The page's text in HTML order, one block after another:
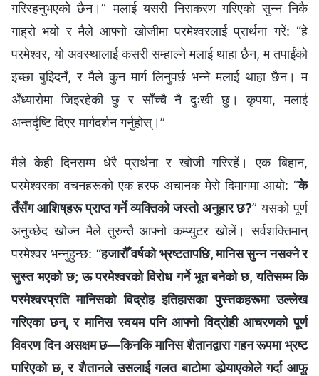
गरिरहनुभएको छैन।” मलाई यसरी निराकरण गरिएको सुन्‍न निकै
गाह्रो भयो र मैले आफ्नो खोजीमा परमेश्‍वरलाई प्रार्थना गरें: “हे
परमेश्‍वर, यो अवस्थालाई कसरी सम्हाल्ने मलाई थाहा छैन, म तपाईंको
इच्छा बुझ्दिनँ, र मैले कुन मार्ग लिनुपर्छ भन्‍ने मलाई थाहा छैन। म
अँध्यारोमा जिइरहेकी छु र साँच्‍चै नै दुःखी छु। कृपया, मलाई
अन्तर्दृष्टि दिएर मार्गदर्शन गर्नुहोस्।”
मैले केही दिनसम्म धेरै प्रार्थना र खोजी गरिरहें। एक बिहान,
परमेश्‍वरका वचनहरूको एक हरफ अचानक मेरो दिमागमा आयो: “के
तँसँग आशिष्‌हरू प्राप्‍त गर्ने व्यक्तिको जस्तो अनुहार छ?” यसको पूर्ण
अनुच्छेद खोज्न मैले तुरुन्तै आफ्नो कम्प्युटर खोलें। सर्वशक्तिमान्‌
परमेश्‍वर भन्‍नुहुन्छ: “हजारौँ वर्षको भ्रष्‍टतापछि, मानिस सुन्‍न नसक्‍ने र
सुस्त भएको छ; ऊ परमेश्‍वरको विरोध गर्ने भूत बनेको छ, यतिसम्म कि
परमेश्‍वरप्रति मानिसको विद्रोह इतिहासका पुस्तकहरूमा उल्लेख
गरिएका छन्, र मानिस स्वयम पनि आफ्नो विद्रोही आचरणको पूर्ण
विवरण दिन असक्षम छ—किनकि मानिस शैतानद्वारा गहन रूपमा भ्रष्‍ट
पारिएको छ, र शैतानले उसलाई गलत बाटोमा डोर्‍याएकोले गर्दा आफू